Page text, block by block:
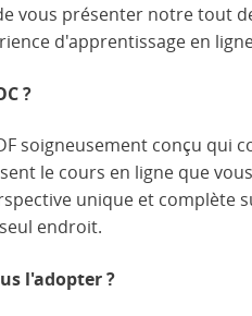
vous présenter notre tout
d'apprentissage en
?
soigneusement conçu qui
le cours en ligne que
unique et complète
endroit.
l'adopter ?